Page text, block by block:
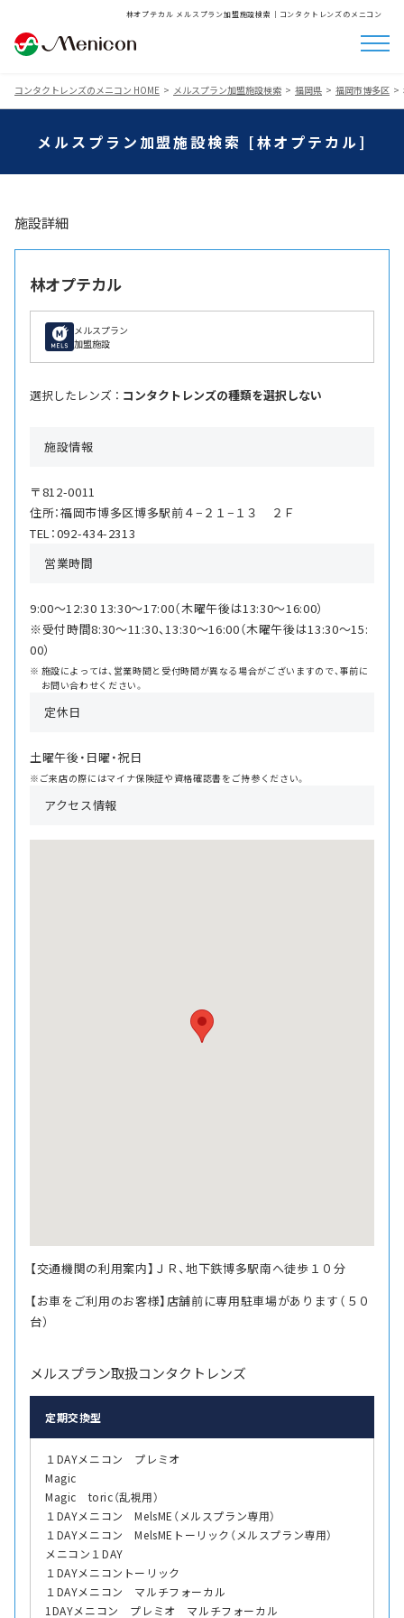
林オプテカル メルスプラン加盟施設検索│コンタクトレンズのメニコン
コンタクトレンズのメニコン HOME メルスプラン加盟施設検索 福岡県 福岡市博多区
メルスプラン加盟施設検索 [林オプテカル]
施設詳細
林オプテカル
メルスプラン
加盟施設
選択したレンズ ： コンタクトレンズの種類を選択しない
施設情報
〒812-0011
住所：福岡市博多区博多駅前４−２１−１３ ２Ｆ
TEL：092-434-2313
営業時間
9:00〜12:30 13:30〜17:00（木曜午後は13:30〜16:00）
※受付時間8:30〜11:30、13:30〜16:00（木曜午後は13:30〜15:
00）
施設によっては、営業時間と受付時間が異なる場合がございますので、事前に
お問い合わせください。
定休日
土曜午後・日曜・祝日
※ご来店の際にはマイナ保険証や資格確認書をご持参ください。
アクセス情報
【交通機関の利用案内】ＪＲ、地下鉄博多駅南へ徒歩１０分
【お車をご利用のお客様】店舗前に専用駐車場があります（５０
台）
メルスプラン取扱コンタクトレンズ
定期交換型
１DAYメニコン プレミオ
Magic
Magic toric（乱視用）
１DAYメニコン MelsME（メルスプラン専用）
１DAYメニコン MelsMEトーリック（メルスプラン専用）
メニコン１DAY
１DAYメニコントーリック
１DAYメニコン マルチフォーカル
1DAYメニコン プレミオ マルチフォーカル